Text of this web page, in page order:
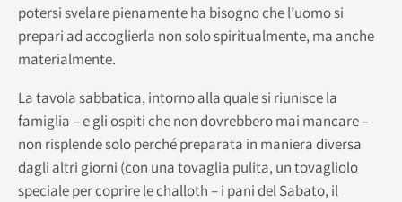
potersi svelare pienamente ha bisogno che l’uomo si
prepari ad accoglierla non solo spiritualmente, ma anche
materialmente.
La tavola sabbatica, intorno alla quale si riunisce la
famiglia – e gli ospiti che non dovrebbero mai mancare –
non risplende solo perché preparata in maniera diversa
dagli altri giorni (con una tovaglia pulita, un tovagliolo
speciale per coprire le challoth – i pani del Sabato, il